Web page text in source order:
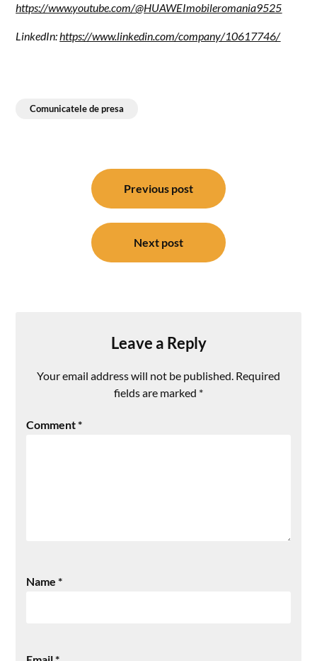
https://www.youtube.com/@HUAWEImobileromania9525
LinkedIn:https://www.linkedin.com/company/10617746/
Comunicatele de presa
Previous post
Next post
Leave a Reply
Your email address will not be published. Required
fields are marked *
Comment*
Name*